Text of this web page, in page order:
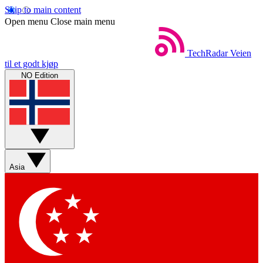
Skip to main content
Open menu Close main menu
TechRadar Veien
til et godt kjøp
NO Edition
Asia